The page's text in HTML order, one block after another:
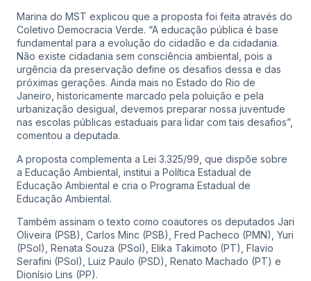
Marina do MST explicou que a proposta foi feita através do
Coletivo Democracia Verde. “A educação pública é base
fundamental para a evolução do cidadão e da cidadania.
Não existe cidadania sem consciência ambiental, pois a
urgência da preservação define os desafios dessa e das
próximas gerações. Ainda mais no Estado do Rio de
Janeiro, historicamente marcado pela poluição e pela
urbanização desigual, devemos preparar nossa juventude
nas escolas públicas estaduais para lidar com tais desafios”,
comentou a deputada.
A proposta complementa a Lei 3.325/99, que dispõe sobre
a Educação Ambiental, institui a Política Estadual de
Educação Ambiental e cria o Programa Estadual de
Educação Ambiental.
Também assinam o texto como coautores os deputados Jari
Oliveira (PSB), Carlos Minc (PSB), Fred Pacheco (PMN), Yuri
(PSol), Renata Souza (PSol), Elika Takimoto (PT), Flavio
Serafini (PSol), Luiz Paulo (PSD), Renato Machado (PT) e
Dionísio Lins (PP).